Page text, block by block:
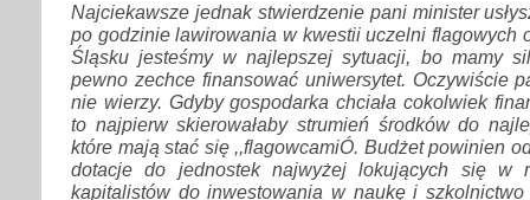
Najciekawsze jednak stwierdzenie pani minister
po godzinie lawirowania w kwestii uczelni flagowych
Śląsku jesteśmy w najlepszej sytuacji, bo mamy
pewno zechce finansować uniwersytet. Oczywiście
nie wierzy. Gdyby gospodarka chciała cokolwiek
to najpierw skierowałaby strumień środków do
które mają stać się ,,flagowcamiÓ. Budżet powinien
dotacje do jednostek najwyżej lokujących się w
kapitalistów do inwestowania w naukę i